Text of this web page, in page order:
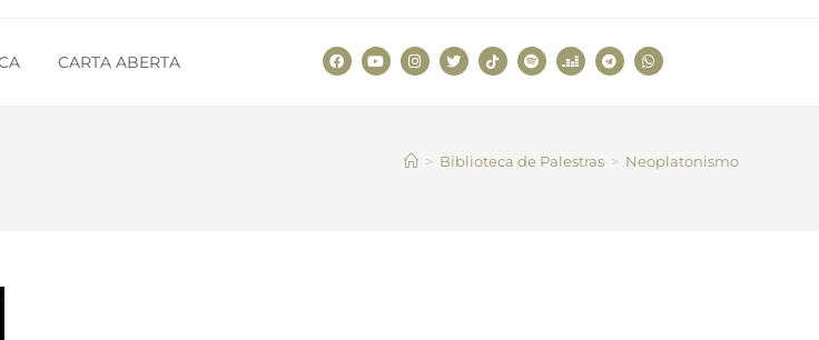
CARTA ABERTA
> Biblioteca de Palestras > Neoplatonismo